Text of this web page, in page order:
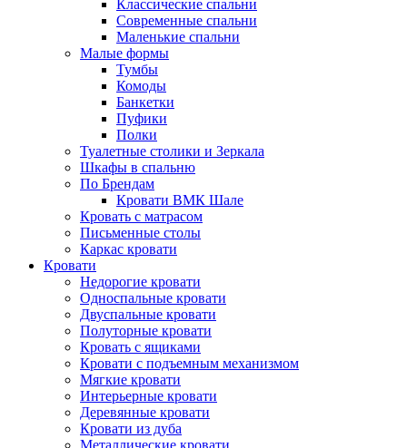
Классические спальни
Современные спальни
Маленькие спальни
Малые формы
Тумбы
Комоды
Банкетки
Пуфики
Полки
Туалетные столики и Зеркала
Шкафы в спальню
По Брендам
Кровати ВМК Шале
Кровать с матрасом
Письменные столы
Каркас кровати
Кровати
Недорогие кровати
Односпальные кровати
Двуспальные кровати
Полуторные кровати
Кровать с ящиками
Кровати с подъемным механизмом
Мягкие кровати
Интерьерные кровати
Деревянные кровати
Кровати из дуба
Металлические кровати